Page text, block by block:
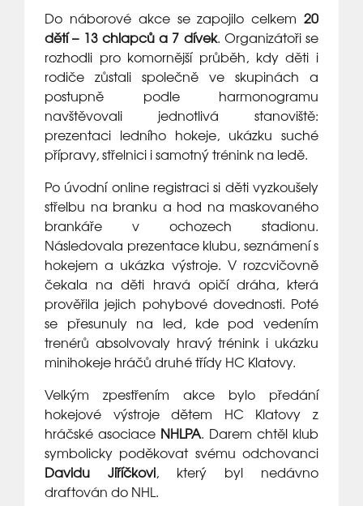
Do náborové akce se zapojilo celkem 20
dětí – 13 chlapců a 7 dívek. Organizátoři se
rozhodli pro komornější průběh, kdy děti i
rodiče zůstali společně ve skupinách a
postupně podle harmonogramu
navštěvovali jednotlivá stanoviště:
prezentaci ledního hokeje, ukázku suché
přípravy, střelnici i samotný trénink na ledě.
Po úvodní online registraci si děti vyzkoušely
střelbu na branku a hod na maskovaného
brankáře v ochozech stadionu.
Následovala prezentace klubu, seznámení s
hokejem a ukázka výstroje. V rozcvičovně
čekala na děti hravá opičí dráha, která
prověřila jejich pohybové dovednosti. Poté
se přesunuly na led, kde pod vedením
trenérů absolvovaly hravý trénink i ukázku
minihokeje hráčů druhé třídy HC Klatovy.
Velkým zpestřením akce bylo předání
hokejové výstroje dětem HC Klatovy z
hráčské asociace NHLPA. Darem chtěl klub
symbolicky poděkovat svému odchovanci
Davidu Jiříčkovi, který byl nedávno
draftován do NHL.